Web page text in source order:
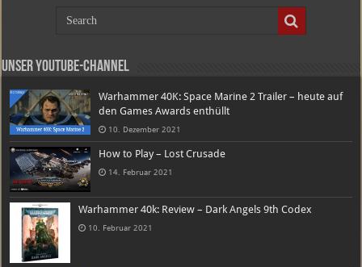
Unser Youtube-Channel
Warhammer 40K: Space Marine 2 Trailer – heute auf
den Games Awards enthüllt
10. Dezember 2021
How to Play – Lost Crusade
14. Februar 2021
Warhammer 40k: Review – Dark Angels 9th Codex
10. Februar 2021